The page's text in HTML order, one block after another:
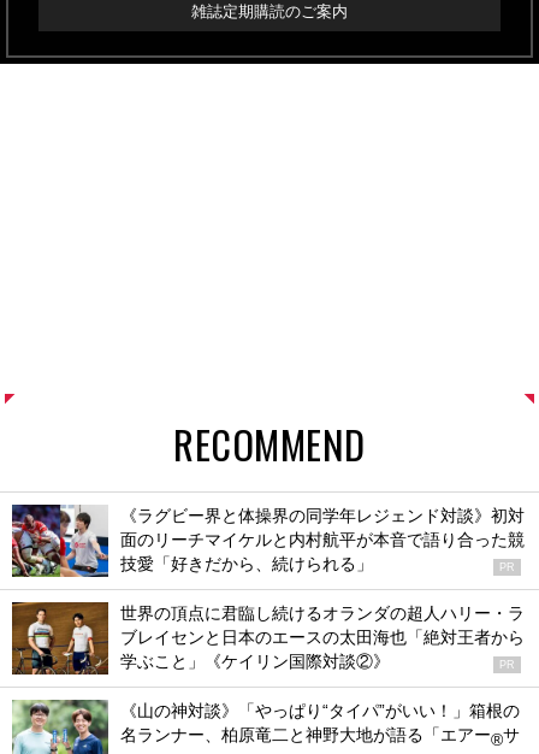
雑誌定期購読のご案内
RECOMMEND
《ラグビー界と体操界の同学年レジェンド対談》初対
面のリーチマイケルと内村航平が本音で語り合った競
技愛「好きだから、続けられる」
PR
世界の頂点に君臨し続けるオランダの超人ハリー・ラ
ブレイセンと日本のエースの太田海也「絶対王者から
学ぶこと」《ケイリン国際対談②》
PR
《山の神対談》「やっぱり“タイパ”がいい！」箱根の
名ランナー、柏原竜二と神野大地が語る「エアー®サ